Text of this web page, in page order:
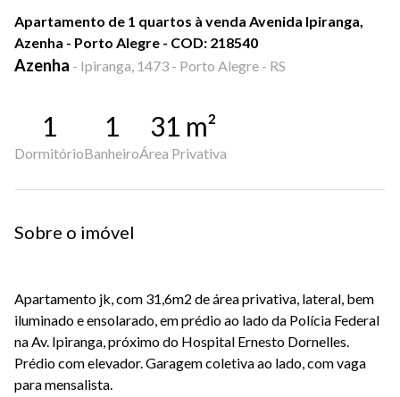
Apartamento de 1 quartos à venda Avenida Ipiranga,
Azenha - Porto Alegre - COD: 218540
Azenha - Ipiranga, 1473 - Porto Alegre - RS
1
Dormitório
1
Banheiro
31 m²
Área Privativa
Sobre o imóvel
Apartamento jk, com 31,6m2 de área privativa, lateral, bem
iluminado e ensolarado, em prédio ao lado da Polícia Federal
na Av. Ipiranga, próximo do Hospital Ernesto Dornelles.
Prédio com elevador. Garagem coletiva ao lado, com vaga
para mensalista.